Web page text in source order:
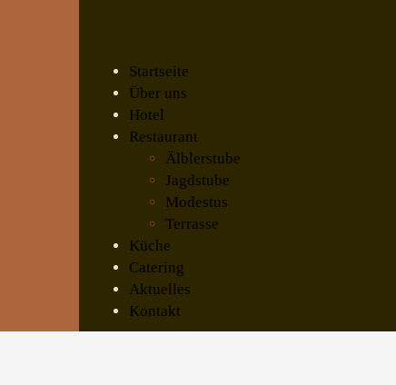
Startseite
Über uns
Hotel
Restaurant
Älblerstube
Jagdstube
Modestus
Terrasse
Küche
Catering
Aktuelles
Kontakt